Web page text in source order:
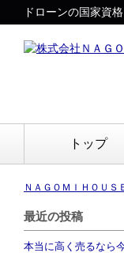
ドローンの国家資
トップ
ＮＡＧＯＭＩＨＯＵＳ
最近の投稿
本当に高く売るなら